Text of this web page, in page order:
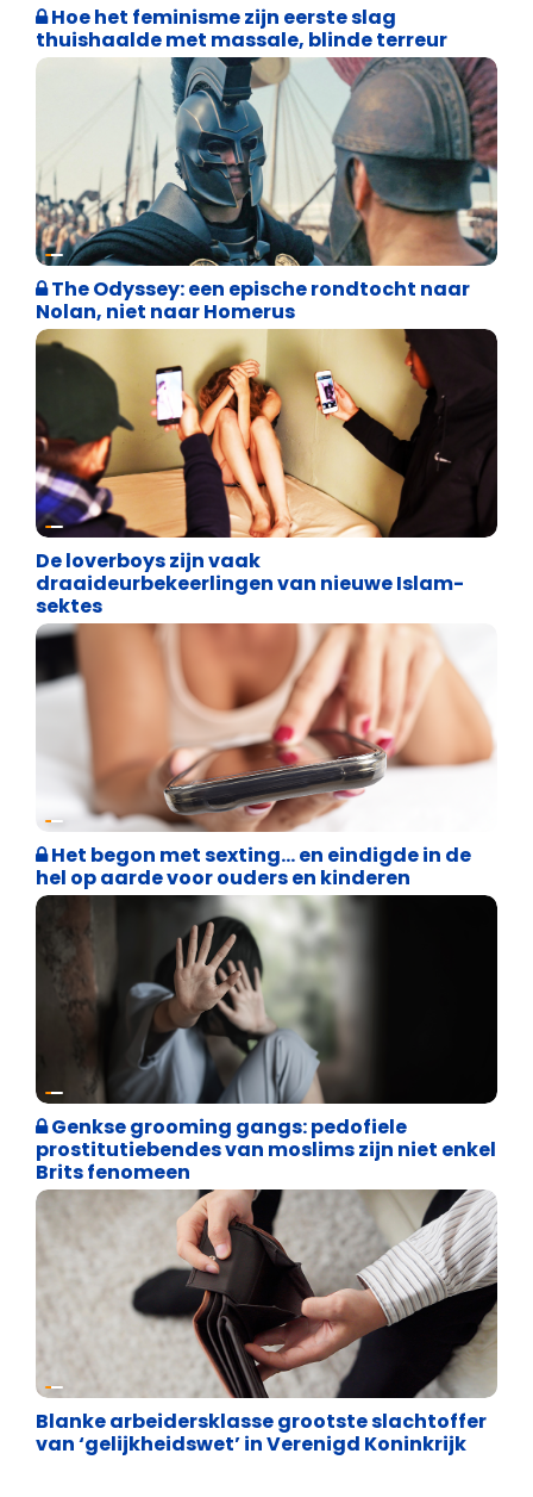
Hoe het feminisme zijn eerste slag
thuishaalde met massale, blinde terreur
Weekblad 't Pallieterke
The Odyssey: een epische rondtocht naar
Nolan, niet naar Homerus
Cultuuroorlog
De loverboys zijn vaak
draaideurbekeerlingen van nieuwe Islam-
sektes
Binnenland politiek
Het begon met sexting… en eindigde in de
hel op aarde voor ouders en kinderen
Cultuuroorlog
Genkse grooming gangs: pedofiele
prostitutiebendes van moslims zijn niet enkel
Brits fenomeen
Cultuuroorlog
Blanke arbeidersklasse grootste slachtoffer
van ‘gelijkheidswet’ in Verenigd Koninkrijk